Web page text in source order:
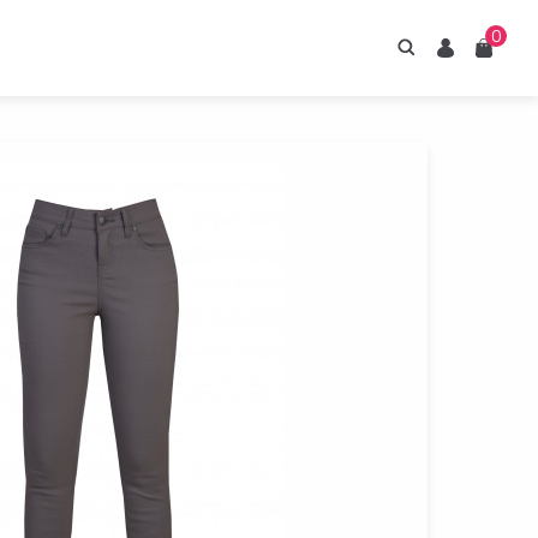
ESTIAN
naše sirupy
umělých sladidel.
Prohlédnout
HledáníUživatelKošík
0